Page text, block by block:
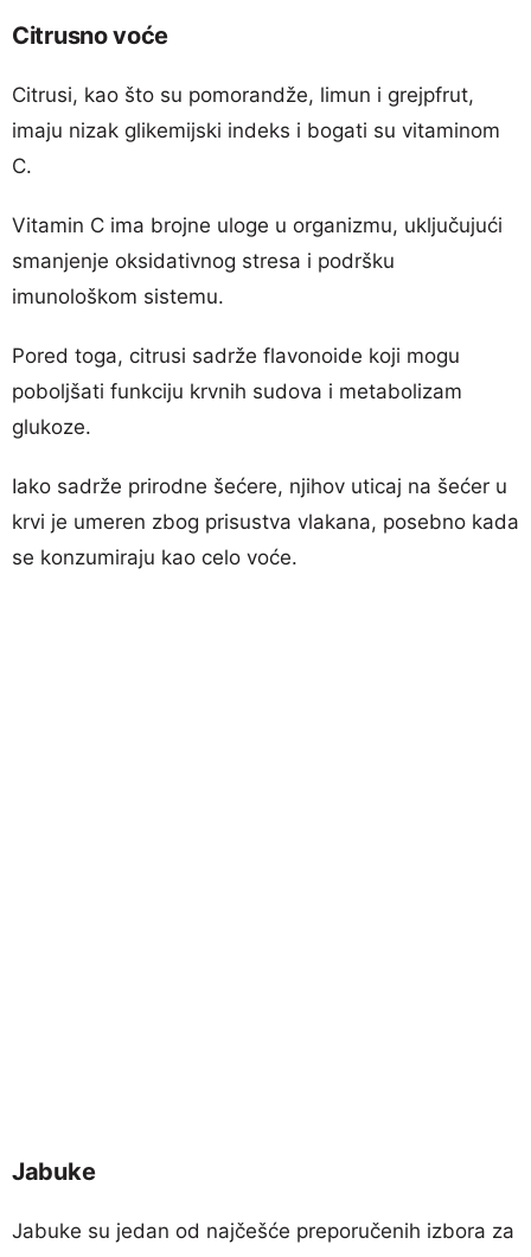
Citrusno voće
Citrusi, kao što su pomorandže, limun i grejpfrut,
imaju nizak glikemijski indeks i bogati su vitaminom
C.
Vitamin C ima brojne uloge u organizmu, uključujući
smanjenje oksidativnog stresa i podršku
imunološkom sistemu.
Pored toga, citrusi sadrže flavonoide koji mogu
poboljšati funkciju krvnih sudova i metabolizam
glukoze.
Iako sadrže prirodne šećere, njihov uticaj na šećer u
krvi je umeren zbog prisustva vlakana, posebno kada
se konzumiraju kao celo voće.
Jabuke
Jabuke su jedan od najčešće preporučenih izbora za